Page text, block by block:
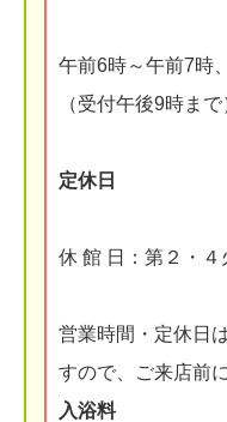
午前6時～午前7時
（受付午後9時まで
定休日
休 館 日：第２・４
営業時間・定休日
すので、ご来店前
入浴料